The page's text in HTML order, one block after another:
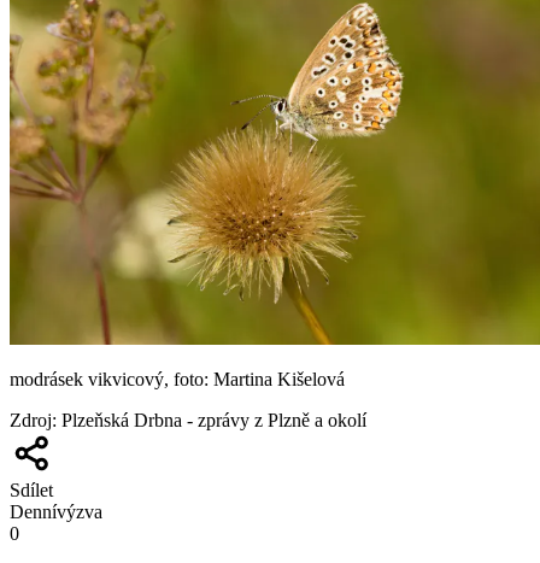
modrásek vikvicový, foto: Martina Kišelová
Zdroj: Plzeňská Drbna - zprávy z Plzně a okolí
Sdílet
Dennívýzva
0